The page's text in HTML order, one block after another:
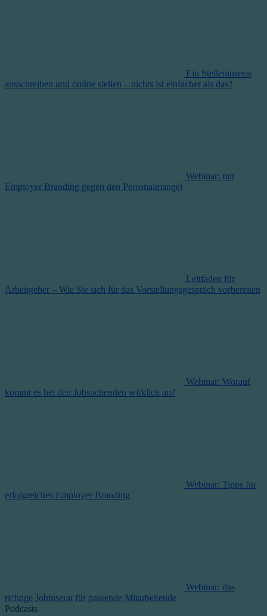
Ein Stelleninserat
ausschreiben und online stellen – nichts ist einfacher als das?
Webinar: mit
Employer Branding gegen den Personalmangel
Leitfaden für
Arbeitgeber – Wie Sie sich für das Vorstellungsgespräch vorbereiten
Webinar: Worauf
kommt es bei den Jobsuchenden wirklich an?
Webinar: Tipps für
erfolgreiches Employer Branding
Webinar: das
richtige Jobinserat für passende Mitarbeitende
Podcasts